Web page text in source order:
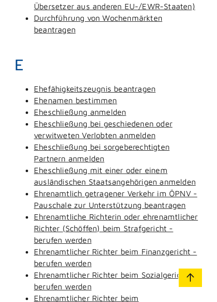
Übersetzer aus anderen EU-/EWR-Staaten)
Durchführung von Wochenmärkten
beantragen
E
Ehefähigkeitszeugnis beantragen
Ehenamen bestimmen
Eheschließung anmelden
Eheschließung bei geschiedenen oder
verwitweten Verlobten anmelden
Eheschließung bei sorgeberechtigten
Partnern anmelden
Eheschließung mit einer oder einem
ausländischen Staatsangehörigen anmelden
Ehrenamtlich getragener Verkehr im ÖPNV -
Pauschale zur Unterstützung beantragen
Ehrenamtliche Richterin oder ehrenamtlicher
Richter (Schöffen) beim Strafgericht -
berufen werden
Ehrenamtlicher Richter beim Finanzgericht -
berufen werden
Ehrenamtlicher Richter beim Sozialgericht -
berufen werden
Ehrenamtlicher Richter beim